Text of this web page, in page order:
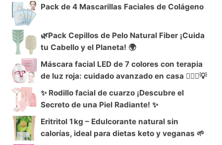
Pack de 4 Mascarillas Faciales de Colágeno
🌿Pack Cepillos de Pelo Natural Fiber ¡Cuida
tu Cabello y el Planeta! 🌍
Máscara facial LED de 7 colores con terapia
de luz roja: cuidado avanzado en casa 🧖‍♀️✨💡
✨ Rodillo facial de cuarzo ¡Descubre el
Secreto de una Piel Radiante! ✨
Eritritol 1 kg – Edulcorante natural sin
calorías, ideal para dietas keto y veganas 🌱